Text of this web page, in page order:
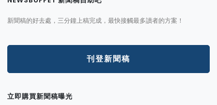
新聞稿的好去處，三分鐘上稿完成，最快接觸最多讀者的方案！
刊登新聞稿
立即購買新聞稿曝光